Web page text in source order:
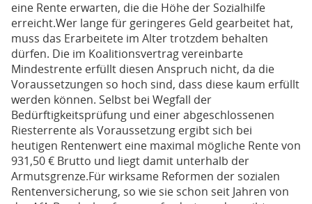
eine Rente erwarten, die die Höhe der Sozialhilfe
erreicht.Wer lange für geringeres Geld gearbeitet hat,
muss das Erarbeitete im Alter trotzdem behalten
dürfen. Die im Koalitionsvertrag vereinbarte
Mindestrente erfüllt diesen Anspruch nicht, da die
Voraussetzungen so hoch sind, dass diese kaum erfüllt
werden können. Selbst bei Wegfall der
Bedürftigkeitsprüfung und einer abgeschlossenen
Riesterrente als Voraussetzung ergibt sich bei
heutigen Rentenwert eine maximal mögliche Rente von
931,50 € Brutto und liegt damit unterhalb der
Armutsgrenze.Für wirksame Reformen der sozialen
Rentenversicherung, so wie sie schon seit Jahren von